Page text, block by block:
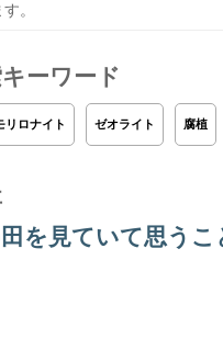
。
ーワード
リロナイト ゼオライト 腐植
を見ていて思うこ